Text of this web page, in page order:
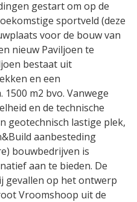
gestart om op de
sportveld (deze
voor de bouw van
nieuw Paviljoen te
bestaat uit
en een
m2 bvo. Vanwege
en de technische
geotechnisch lastige plek,
aanbesteding
bouwbedrijven is
aan te bieden. De
gevallen op het ontwerp
Vroomshoop uit de